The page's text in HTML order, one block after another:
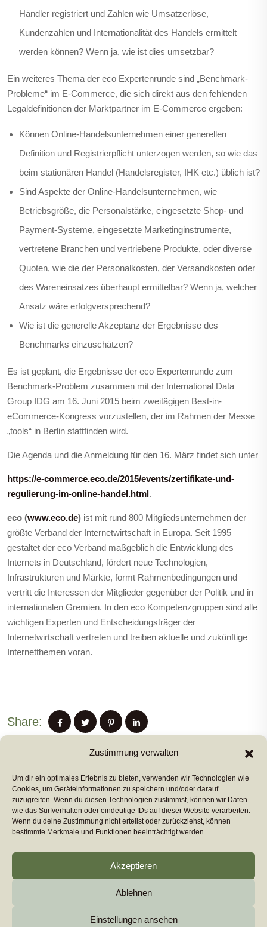
Zustimmung verwalten
Um dir ein optimales Erlebnis zu bieten, verwenden wir Technologien wie
Cookies, um Geräteinformationen zu speichern und/oder darauf
zuzugreifen. Wenn du diesen Technologien zustimmst, können wir Daten
wie das Surfverhalten oder eindeutige IDs auf dieser Website verarbeiten.
Wenn du deine Zustimmung nicht erteilst oder zurückziehst, können
bestimmte Merkmale und Funktionen beeinträchtigt werden.
Akzeptieren
Ablehnen
Einstellungen ansehen
Händler registriert und Zahlen wie Umsatzerlöse,
Kundenzahlen und Internationalität des Handels ermittelt
werden können? Wenn ja, wie ist dies umsetzbar?
Ein weiteres Thema der eco Expertenrunde sind „Benchmark-
Probleme“ im E-Commerce, die sich direkt aus den fehlenden
Legaldefinitionen der Marktpartner im E-Commerce ergeben:
Können Online-Handelsunternehmen einer generellen
Definition und Registrierpflicht unterzogen werden, so wie das
beim stationären Handel (Handelsregister, IHK etc.) üblich ist?
Sind Aspekte der Online-Handelsunternehmen, wie
Betriebsgröße, die Personalstärke, eingesetzte Shop- und
Payment-Systeme, eingesetzte Marketinginstrumente,
vertretene Branchen und vertriebene Produkte, oder diverse
Quoten, wie die der Personalkosten, der Versandkosten oder
des Wareneinsatzes überhaupt ermittelbar? Wenn ja, welcher
Ansatz wäre erfolgversprechend?
Wie ist die generelle Akzeptanz der Ergebnisse des
Benchmarks einzuschätzen?
Es ist geplant, die Ergebnisse der eco Expertenrunde zum
Benchmark-Problem zusammen mit der International Data
Group IDG am 16. Juni 2015 beim zweitägigen Best-in-
eCommerce-Kongress vorzustellen, der im Rahmen der Messe
„tools“ in Berlin stattfinden wird.
Die Agenda und die Anmeldung für den 16. März findet sich unter
https://e-commerce.eco.de/2015/events/zertifikate-und-
regulierung-im-online-handel.html.
eco (www.eco.de) ist mit rund 800 Mitgliedsunternehmen der
größte Verband der Internetwirtschaft in Europa. Seit 1995
gestaltet der eco Verband maßgeblich die Entwicklung des
Internets in Deutschland, fördert neue Technologien,
Infrastrukturen und Märkte, formt Rahmenbedingungen und
vertritt die Interessen der Mitglieder gegenüber der Politik und in
internationalen Gremien. In den eco Kompetenzgruppen sind alle
wichtigen Experten und Entscheidungsträger der
Internetwirtschaft vertreten und treiben aktuelle und zukünftige
Internetthemen voran.
Share:
PREVIUS POST
NEXT POST
euromarcomAll Rights Reserved by